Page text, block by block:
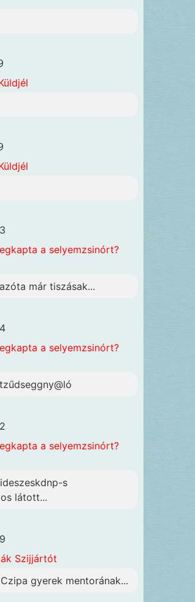
a selyemzsinórt?
már tiszásak...
a selyemzsinórt?
a selyemzsinórt?
s
látott...
Szijjártót
gyerek mentorának...